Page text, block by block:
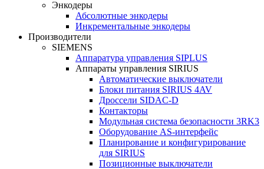
Энкодеры
Абсолютные энкодеры
Инкрементальные энкодеры
Производители
SIEMENS
Аппаратура управления SIPLUS
Аппараты управления SIRIUS
Автоматические выключатели
Блоки питания SIRIUS 4AV
Дроссели SIDAC-D
Контакторы
Модульная система безопасности 3RK3
Оборудование AS-интерфейс
Планирование и конфигурирование
для SIRIUS
Позиционные выключатели